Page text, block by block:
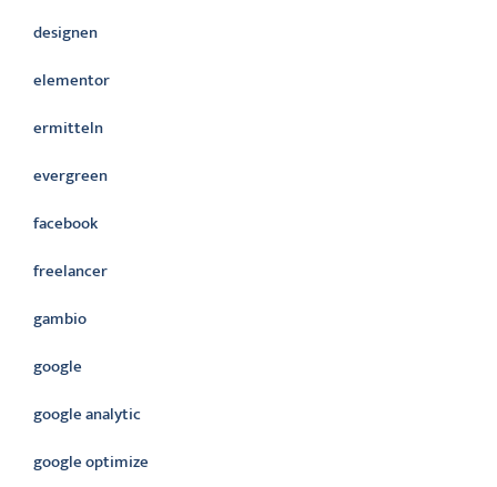
designen
elementor
ermitteln
evergreen
facebook
freelancer
gambio
google
google analytic
google optimize